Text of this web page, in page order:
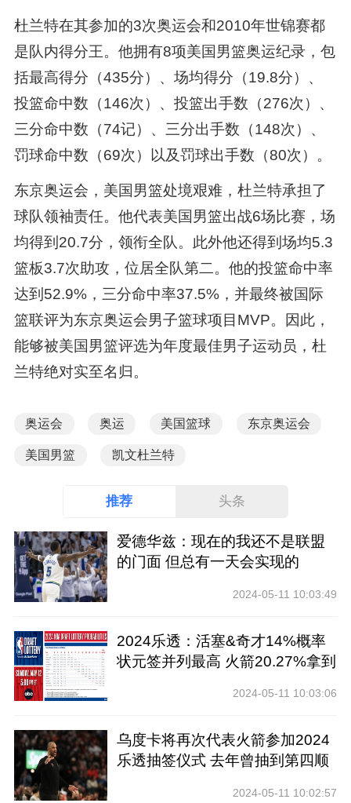
杜兰特在其参加的3次奥运会和2010年世锦赛都
是队内得分王。他拥有8项美国男篮奥运纪录，包
括最高得分（435分）、场均得分（19.8分）、
投篮命中数（146次）、投篮出手数（276次）、
三分命中数（74记）、三分出手数（148次）、
罚球命中数（69次）以及罚球出手数（80次）。
东京奥运会，美国男篮处境艰难，杜兰特承担了
球队领袖责任。他代表美国男篮出战6场比赛，场
均得到20.7分，领衔全队。此外他还得到场均5.3
篮板3.7次助攻，位居全队第二。他的投篮命中率
达到52.9%，三分命中率37.5%，并最终被国际
篮联评为东京奥运会男子篮球项目MVP。因此，
能够被美国男篮评选为年度最佳男子运动员，杜
兰特绝对实至名归。
奥运会 奥运 美国篮球 东京奥运会
美国男篮 凯文杜兰特
推荐 头条
爱德华兹：现在的我还不是联盟
的门面 但总有一天会实现的
2024-05-11 10:03:49
2024乐透：活塞&奇才14%概率
状元签并列最高 火箭20.27%拿到
2024-05-11 10:03:06
乌度卡将再次代表火箭参加2024
乐透抽签仪式 去年曾抽到第四顺
2024-05-11 10:02:57